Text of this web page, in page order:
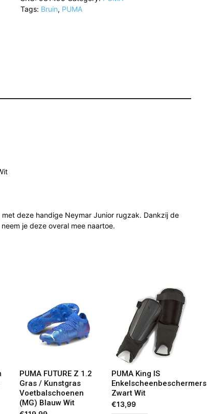
Tags: Bruin, PUMA
deze handige Neymar Junior rugzak. Dankzij de
je deze overal mee naartoe.
PUMA FUTURE Z 1.2
Gras / Kunstgras
Voetbalschoenen
(MG) Blauw Wit
PUMA King IS
Enkelscheenbeschermers
Zwart Wit
€13,99